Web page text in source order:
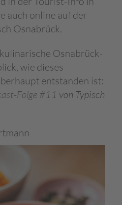
auch online auf der
Osnabrück.
Osnabrück-
wie dieses
entstanden ist:
Folge #11 von Typisch